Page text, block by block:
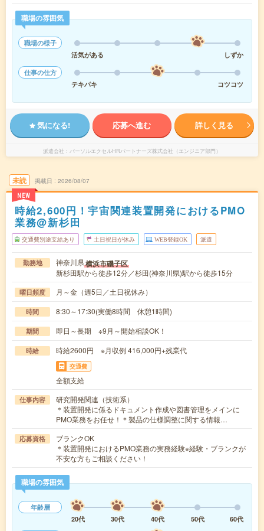
職場の雰囲気
職場の様子
活気がある
しずか
仕事の仕方
テキパキ
コツコツ
気になる! 応募へ進む 詳しく見る
派遣会社 パーソルエクセルHRパートナーズ株式会社（エンジニア部門）
未読
NEW
掲載日 2026/08/07
時給2,600円！宇宙関連装置開発におけるPMO
業務@新杉田
交通費別途支給あり 土日祝日が休み WEB登録OK 派遣
勤務地 神奈川県横浜市磯子区
新杉田駅から徒歩12分／杉田(神奈川県)駅から徒歩15分
曜日頻度 月～金（週5日／土日祝休み）
時間 8:30～17:30(実働8時間 休憩1時間)
期間 即日～長期 ※9月～開始相談OK！
時給 時給2600円 ※月収例 416,000円+残業代
交通費
全額支給
仕事内容
研究開発関連（技術系）
＊装置開発に係るドキュメント作成や図書管理をメインに
PMO業務をお任せ！＊製品の仕様調整に関する情報…
応募資格
ブランクOK
＊装置開発におけるPMO業務の実務経験※経験・ブランクが
不安な方もご相談ください！
職場の雰囲気
年齢層
20代
30代 40代 50代
60代